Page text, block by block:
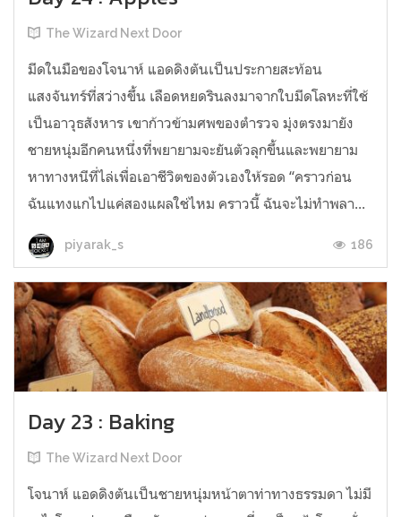
The Wizard Next Door
มีดในมือของโจนาห์ แอดดิงตันเป็นประกายสะท้อน
แสงจันทร์ที่สว่างขึ้น เลือดหยดรินลงมาจากใบมีดโลหะที่ใช้
เป็นอาวุธสังหาร เขาก้าวข้ามศพของตำรวจ มุ่งตรงมายัง
ชายหนุ่มอีกคนหนึ่งที่พยายามจะยันตัวลุกขึ้นและพยายาม
หาทางหนีที่ไล่เพื่อเอาชีวิตของตัวเองให้รอด “คราวก่อน
ฉันแทงแกไปแค่สองแผลใช่ไหม คราวนี้ ฉันจะไม่ทำพลา...
piyarak_s 186
Day 23 : Baking
The Wizard Next Door
โจนาห์ แอดดิงตันเป็นชายหนุ่มหน้าตาท่าทางธรรมดา ไม่มี